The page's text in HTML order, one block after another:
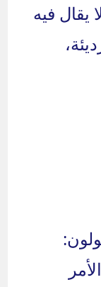
فيه